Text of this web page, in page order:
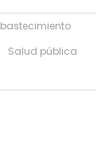
Salud pública